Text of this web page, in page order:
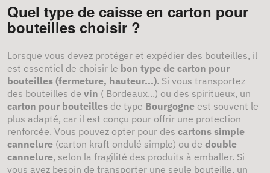
Quel type de caisse en carton pour
bouteilles choisir ?
Lorsque vous devez protéger et expédier des bouteilles, il
est essentiel de choisir le bon type de carton pour
bouteilles (fermeture, hauteur...). Si vous transportez
des bouteilles de vin ( Bordeaux...) ou des spiritueux, un
carton pour bouteilles de type Bourgogne est souvent le
plus adapté, car il est conçu pour offrir une protection
renforcée. Vous pouvez opter pour des cartons simple
cannelure (carton kraft ondulé simple) ou de double
cannelure, selon la fragilité des produits à emballer. Si
vous avez besoin de transporter une seule bouteille, un